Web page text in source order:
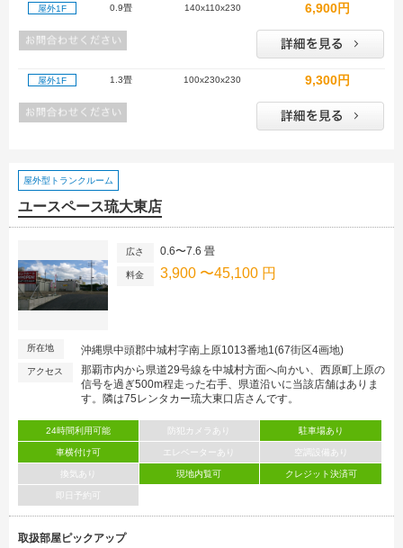
屋外1F 0.9畳 140x110x230 6,900円
屋外1F 1.3畳 100x230x230 9,300円
屋外型トランクルーム
ユースペース琉大東店
広さ 0.6〜7.6 畳
料金 3,900 〜45,100 円
所在地 沖縄県中頭郡中城村字南上原1013番地1(67街区4画地)
アクセス
那覇市内から県道29号線を中城村方面へ向かい、西原町上原の
信号を過ぎ500m程走った右手、県道沿いに当該店舗はありま
す。隣は75レンタカー琉大東口店さんです。
24時間利用可能 防犯カメラあり 駐車場あり
車横付け可 エレベーターあり 空調設備あり
換気あり 現地内覧可 クレジット決済可
即日予約可
取扱部屋ピックアップ